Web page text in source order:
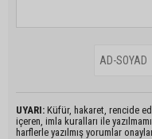
UYARI: Küfür, hakaret, rencide
içeren, imla kuralları ile
harflerle yazılmış yorumlar